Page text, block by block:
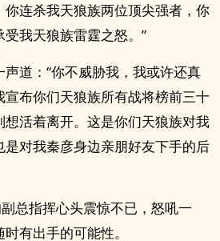
连杀我天狼族两位顶尖强者，你
我天狼族雷霆之怒。”
道：“你不威胁我，我或许还真
布你们天狼族所有战将榜前三十
活着离开。这是你们天狼族对我
对我秦彦身边亲朋好友下手的后
总指挥心头震惊不已，怒吼一
有出手的可能性。